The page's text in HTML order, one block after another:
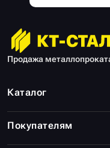
Продажа
Каталог
Покупателям